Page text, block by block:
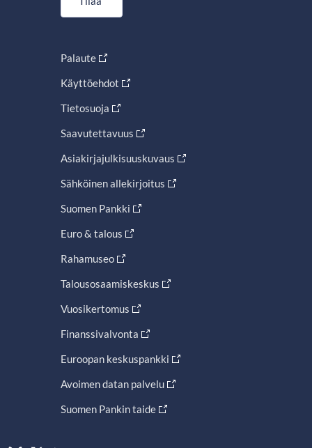
Palaute
Käyttöehdot
Tietosuoja
Saavutettavuus
Asiakirjajulkisuuskuvaus
Sähköinen allekirjoitus
Suomen Pankki
Euro & talous
Rahamuseo
Talousosaamiskeskus
Vuosikertomus
Finanssivalvonta
Euroopan keskuspankki
Avoimen datan palvelu
Suomen Pankin taide